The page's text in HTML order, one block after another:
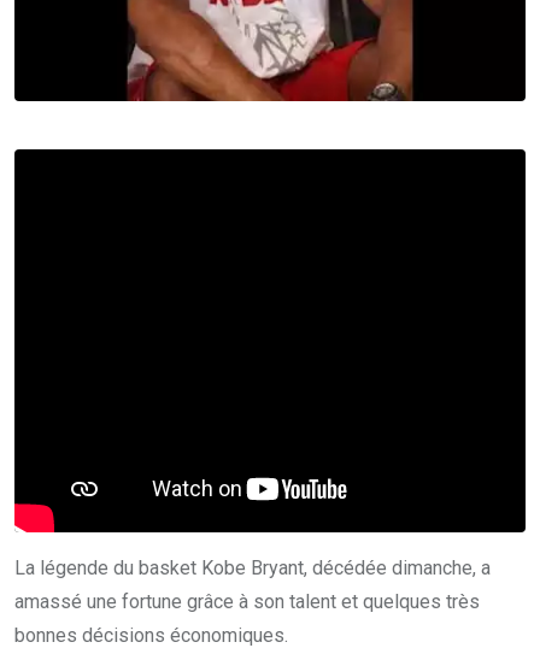
La légende du basket Kobe Bryant, décédée dimanche, a
amassé une fortune grâce à son talent et quelques très
bonnes décisions économiques.